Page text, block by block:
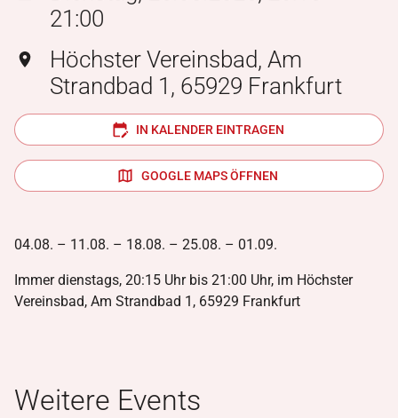
21:00
Höchster Vereinsbad, Am
Strandbad 1, 65929 Frankfurt
IN KALENDER EINTRAGEN
GOOGLE MAPS ÖFFNEN
04.08. – 11.08. – 18.08. – 25.08. – 01.09.
Immer dienstags, 20:15 Uhr bis 21:00 Uhr, im Höchster
Vereinsbad, Am Strandbad 1, 65929 Frankfurt
Weitere Events